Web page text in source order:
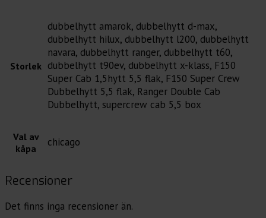
Storlek
dubbelhytt amarok, dubbelhytt d-max,
dubbelhytt hilux, dubbelhytt l200, dubbelhytt
navara, dubbelhytt ranger, dubbelhytt t60,
dubbelhytt t90ev, dubbelhytt x-klass, F150
Super Cab 1,5hytt 5,5 flak, F150 Super Crew
Dubbelhytt 5,5 flak, Ranger Double Cab
Dubbelhytt, supercrew cab 5,5 box
Val av
kåpa
chicago
Recensioner
Det finns inga recensioner än.